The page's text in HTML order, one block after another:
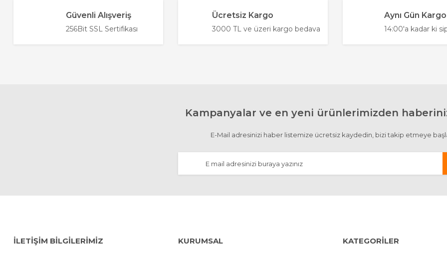
Ürün açıklamasında eksik bilgiler bulunuyor.
Gönder
Güvenli Alışveriş
256Bit SSL Sertifikası
Ücretsiz Kargo
3000 TL ve üzeri kargo bedava
Aynı Gün Kargo
14:00'a kadar ki
Kampanyalar ve en yeni ürünlerimizden
E-Mail adresinizi haber listemize ücretsiz kaydedin, bizi takip etmeye
İLETİŞİM BİLGİLERİMİZ KURUMSAL KATEGORİLER